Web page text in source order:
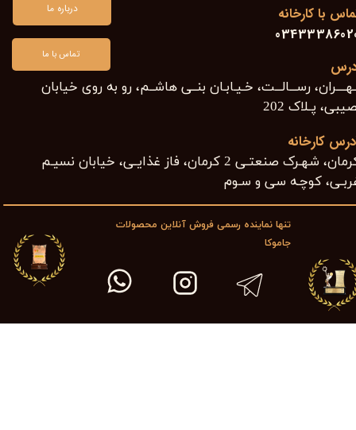
با کارخانه
رســـالـــت، خـیـابـان بنــی هاشــم، رو به روی خیابان
پـلاک 202​​​​​​​
تنها نماینده رسمی فروش آنلاین محصولات
جاموکا
درباره ما
تماس با ما
کارخانه
کرمان، شهـرک صنعتـی 2 کرمان، فاز غذایـی، خیابان نسیـم
کوچـه سی و سـوم